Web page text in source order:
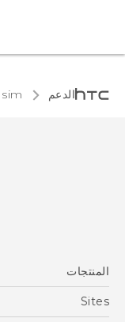
الدعم
rapide
المنتجات
5G
Sites